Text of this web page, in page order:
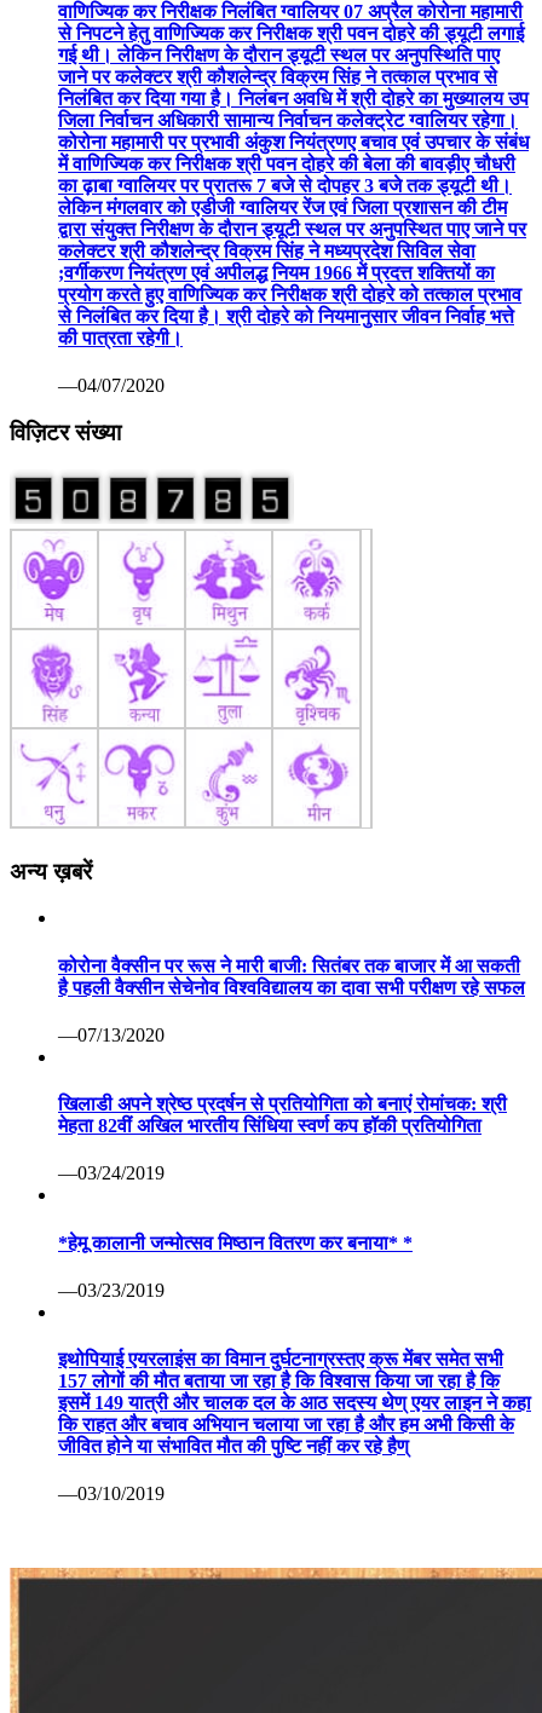
वाणिज्यिक कर निरीक्षक निलंबित ग्वालियर 07 अप्रैल कोरोना महामारी
से निपटने हेतु वाणिज्यिक कर निरीक्षक श्री पवन दोहरे की ड्यूटी लगाई
गई थी। लेकिन निरीक्षण के दौरान ड्यूटी स्थल पर अनुपस्थिति पाए
जाने पर कलेक्टर श्री कौशलेन्द्र विक्रम सिंह ने तत्काल प्रभाव से
निलंबित कर दिया गया है। निलंबन अवधि में श्री दोहरे का मुख्यालय उप
जिला निर्वाचन अधिकारी सामान्य निर्वाचन कलेक्ट्रेट ग्वालियर रहेगा।
कोरोना महामारी पर प्रभावी अंकुश नियंत्रणए बचाव एवं उपचार के संबंध
में वाणिज्यिक कर निरीक्षक श्री पवन दोहरे की बेला की बावड़ीए चौधरी
का ढ़ाबा ग्वालियर पर प्रातरू 7 बजे से दोपहर 3 बजे तक ड्यूटी थी।
लेकिन मंगलवार को एडीजी ग्वालियर रेंज एवं जिला प्रशासन की टीम
द्वारा संयुक्त निरीक्षण के दौरान ड्यूटी स्थल पर अनुपस्थित पाए जाने पर
कलेक्टर श्री कौशलेन्द्र विक्रम सिंह ने मध्यप्रदेश सिविल सेवा
;वर्गीकरण नियंत्रण एवं अपीलद्ध नियम 1966 में प्रदत्त शक्तियों का
प्रयोग करते हुए वाणिज्यिक कर निरीक्षक श्री दोहरे को तत्काल प्रभाव
से निलंबित कर दिया है। श्री दोहरे को नियमानुसार जीवन निर्वाह भत्ते
की पात्रता रहेगी।
—04/07/2020
विज़िटर संख्या
अन्य ख़बरें
कोरोना वैक्सीन पर रूस ने मारी बाजी: सितंबर तक बाजार में आ सकती
है पहली वैक्सीन सेचेनोव विश्वविद्यालय का दावा सभी परीक्षण रहे सफल
—07/13/2020
खिलाडी अपने श्रेष्ठ प्रदर्षन से प्रतियोगिता को बनाएं रोमांचक: श्री
मेहता 82वीं अखिल भारतीय सिंधिया स्वर्ण कप हॉकी प्रतियोगिता
—03/24/2019
*हेमू कालानी जन्मोत्सव मिष्ठान वितरण कर बनाया* *
—03/23/2019
इथोपियाई एयरलाइंस का विमान दुर्घटनाग्रस्तए क्रू मेंबर समेत सभी
157 लोगों की मौत बताया जा रहा है कि विश्वास किया जा रहा है कि
इसमें 149 यात्री और चालक दल के आठ सदस्य थेण् एयर लाइन ने कहा
कि राहत और बचाव अभियान चलाया जा रहा है और हम अभी किसी के
जीवित होने या संभावित मौत की पुष्टि नहीं कर रहे हैण्
—03/10/2019